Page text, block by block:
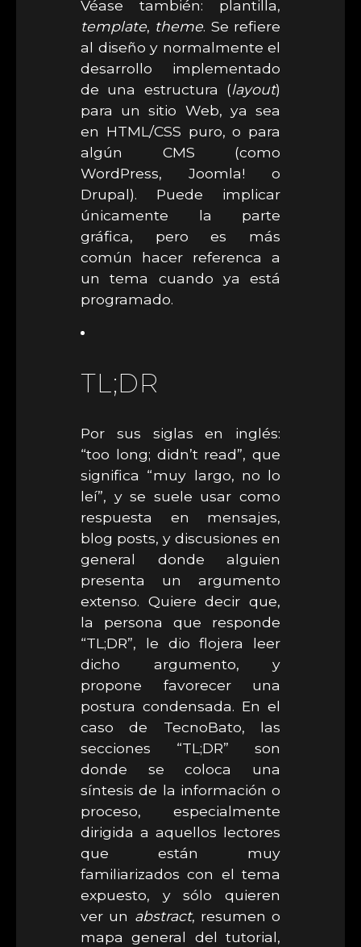
Véase también: plantilla,
template, theme. Se refiere
al diseño y normalmente el
desarrollo implementado
de una estructura (layout)
para un sitio Web, ya sea
en HTML/CSS puro, o para
algún CMS (como
WordPress, Joomla! o
Drupal). Puede implicar
únicamente la parte
gráfica, pero es más
común hacer referenca a
un tema cuando ya está
programado.
TL;DR
Por sus siglas en inglés:
“too long; didn’t read”, que
significa “muy largo, no lo
leí”, y se suele usar como
respuesta en mensajes,
blog posts, y discusiones en
general donde alguien
presenta un argumento
extenso. Quiere decir que,
la persona que responde
“TL;DR”, le dio flojera leer
dicho argumento, y
propone favorecer una
postura condensada. En el
caso de TecnoBato, las
secciones “TL;DR” son
donde se coloca una
síntesis de la información o
proceso, especialmente
dirigida a aquellos lectores
que están muy
familiarizados con el tema
expuesto, y sólo quieren
ver un abstract, resumen o
mapa general del tutorial,